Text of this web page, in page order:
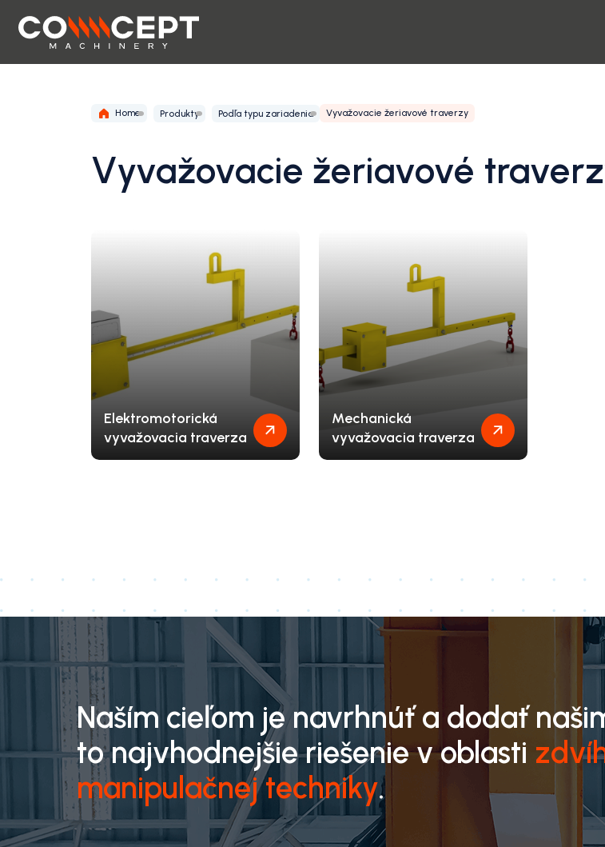
Home Produkty Podľa typu zariadenia Vyvažovacie žeriavové traverzy
Vyvažovacie žeriavové
Elektromotorická
vyvažovacia traverza
Mechanická
vyvažovacia traverza
Naším cieľom je navrhnúť a dodať
to najvhodnejšie riešenie v oblasti
manipulačnej techniky.